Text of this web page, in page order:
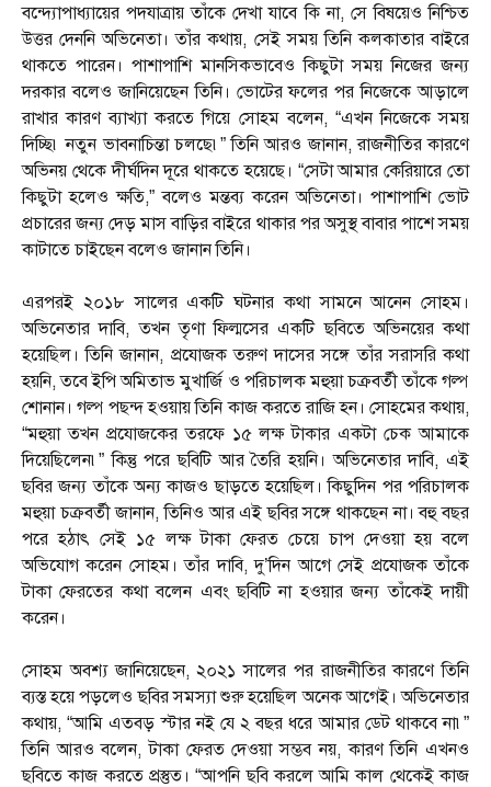
বন্দ্যোপাধ্যায়ের পদযাত্রায় তাঁকে দেখা যাবে কি না, সে বিষয়েও নিশ্চিত
উত্তর দেননি অভিনেতা। তাঁর কথায়, সেই সময় তিনি কলকাতার বাইরে
থাকতে পারেন। পাশাপাশি মানসিকভাবেও কিছুটা সময় নিজের জন্য
দরকার বলেও জানিয়েছেন তিনি। ভোটের ফলের পর নিজেকে আড়ালে
রাখার কারণ ব্যাখ্যা করতে গিয়ে সোহম বলেন, “এখন নিজেকে সময়
দিচ্ছি৷ নতুন ভাবনাচিন্তা চলছে৷” তিনি আরও জানান, রাজনীতির কারণে
অভিনয় থেকে দীর্ঘদিন দূরে থাকতে হয়েছে। “সেটা আমার কেরিয়ারে তো
কিছুটা হলেও ক্ষতি,” বলেও মন্তব্য করেন অভিনেতা। পাশাপাশি ভোট
প্রচারের জন্য দেড় মাস বাড়ির বাইরে থাকার পর অসুস্থ বাবার পাশে সময়
কাটাতে চাইছেন বলেও জানান তিনি।
এরপরই ২০১৮ সালের একটি ঘটনার কথা সামনে আনেন সোহম।
অভিনেতার দাবি, তখন তৃণা ফিল্মসের একটি ছবিতে অভিনয়ের কথা
হয়েছিল। তিনি জানান, প্রযোজক তরুণ দাসের সঙ্গে তাঁর সরাসরি কথা
হয়নি, তবে ইপি অমিতাভ মুখার্জি ও পরিচালক মহুয়া চক্রবর্তী তাঁকে গল্প
শোনান। গল্প পছন্দ হওয়ায় তিনি কাজ করতে রাজি হন। সোহমের কথায়,
“মহুয়া তখন প্রযোজকের তরফে ১৫ লক্ষ টাকার একটা চেক আমাকে
দিয়েছিলেন৷” কিন্তু পরে ছবিটি আর তৈরি হয়নি। অভিনেতার দাবি, এই
ছবির জন্য তাঁকে অন্য কাজও ছাড়তে হয়েছিল। কিছুদিন পর পরিচালক
মহুয়া চক্রবর্তী জানান, তিনিও আর এই ছবির সঙ্গে থাকছেন না। বহু বছর
পরে হঠাৎ সেই ১৫ লক্ষ টাকা ফেরত চেয়ে চাপ দেওয়া হয় বলে
অভিযোগ করেন সোহম। তাঁর দাবি, দু’দিন আগে সেই প্রযোজক তাঁকে
টাকা ফেরতের কথা বলেন এবং ছবিটি না হওয়ার জন্য তাঁকেই দায়ী
করেন।
সোহম অবশ্য জানিয়েছেন, ২০২১ সালের পর রাজনীতির কারণে তিনি
ব্যস্ত হয়ে পড়লেও ছবির সমস্যা শুরু হয়েছিল অনেক আগেই। অভিনেতার
কথায়, “আমি এতবড় স্টার নই যে ২ বছর ধরে আমার ডেট থাকবে না৷”
তিনি আরও বলেন, টাকা ফেরত দেওয়া সম্ভব নয়, কারণ তিনি এখনও
ছবিতে কাজ করতে প্রস্তুত। “আপনি ছবি করলে আমি কাল থেকেই কাজ